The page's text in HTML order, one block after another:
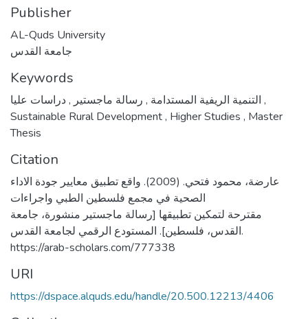
Publisher
AL-Quds University
جامعة القدس
Keywords
التنمية الريفية المستدامة , رسالة ماجستير ,
,
Sustainable Rural Development, Higher Studies , Master
Thesis
Citation
عارضة، محمود فتحي. (2009). واقع تطبيق معايير جودة الاداء
الصحية في مجمع فلسطين الطبي واجراءات
مقترحة لتمكين تطبيقها [رسالة ماجستير منشورة، جامعة
القدس، فلسطين]. المستودع الرقمي لجامعة القدس.
https://arab-scholars.com/777338
URI
https://dspace.alquds.edu/handle/20.500.12213/4406